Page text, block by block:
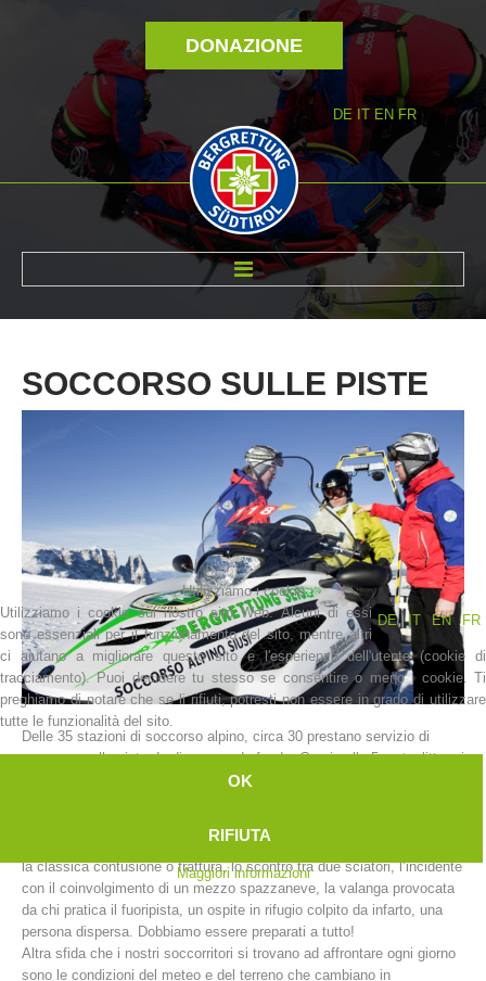
DONAZIONE
DE IT EN FR
La storia
SOCCORSO SULLE PISTE
Delle 35 stazioni di soccorso alpino, circa 30 prestano servizio di
soccorso sulle piste da discesa e da fondo. Grazie alle 5 motoslitte e i
7 ATV (All Terrain Vehicle chiamati anche quad) presenti sul territorio
Gli interventi nelle aree sciistiche sono davvero di molteplice natura:
la classica contusione o frattura, lo scontro tra due sciatori, l’incidente
con il coinvolgimento di un mezzo spazzaneve, la valanga provocata
da chi pratica il fuoripista, un ospite in rifugio colpito da infarto, una
persona dispersa. Dobbiamo essere preparati a tutto!
Altra sfida che i nostri soccorritori si trovano ad affrontare ogni giorno
sono le condizioni del meteo e del terreno che cambiano in
Utilizziamo i cookie
DE
IT EN FR
Utilizziamo i cookie sul nostro sito Web. Alcuni di essi
sono essenziali per il funzionamento del sito, mentre altri
ci aiutano a migliorare questo sito e l'esperienza dell'utente (cookie di
tracciamento). Puoi decidere tu stesso se consentire o meno i cookie. Ti
preghiamo di notare che se li rifiuti, potresti non essere in grado di utilizzare
tutte le funzionalità del sito.
OK
RIFIUTA
Maggiori informazioni